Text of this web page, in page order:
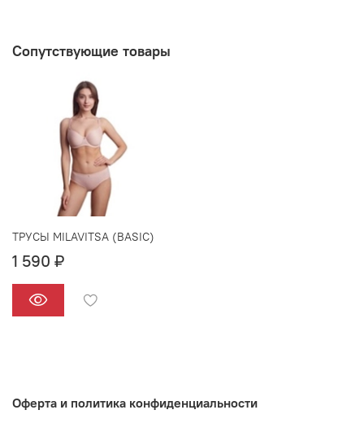
Сопутствующие товары
ТРУСЫ MILAVITSA (BASIC)
1 590 ₽
Оферта и политика конфиденциальности